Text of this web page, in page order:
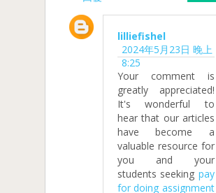
lilliefishel
2024年5月23日 晚上
8:25
Your comment is
greatly appreciated!
It's wonderful to
hear that our articles
have become a
valuable resource for
you and your
students seeking pay
for doing assignment